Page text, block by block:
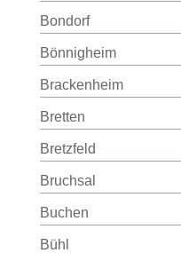
Bondorf
Bönnigheim
Brackenheim
Bretten
Bretzfeld
Bruchsal
Buchen
Bühl